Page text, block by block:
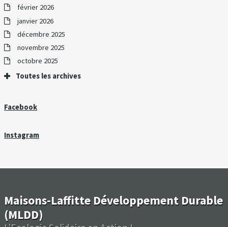
février 2026
janvier 2026
décembre 2025
novembre 2025
octobre 2025
Toutes les archives
Facebook
Instagram
Maisons-Laffitte Développement Durable
(MLDD)